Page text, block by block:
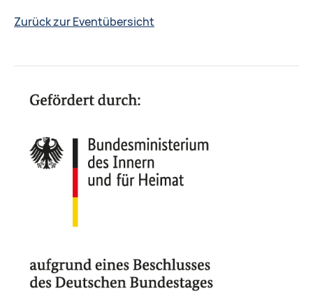
Zurück zur Eventübersicht